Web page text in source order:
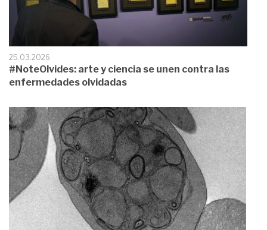
25.03.2026
#NoteOlvides: arte y ciencia se unen contra las
enfermedades olvidadas